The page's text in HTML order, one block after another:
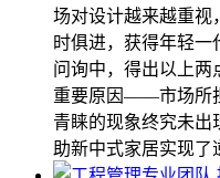
场对设计越来越重视
时俱进，获得年轻一
问询中，得出以上两
重要原因——市场所
青睐的现象终究未出
助新中式家居实现了